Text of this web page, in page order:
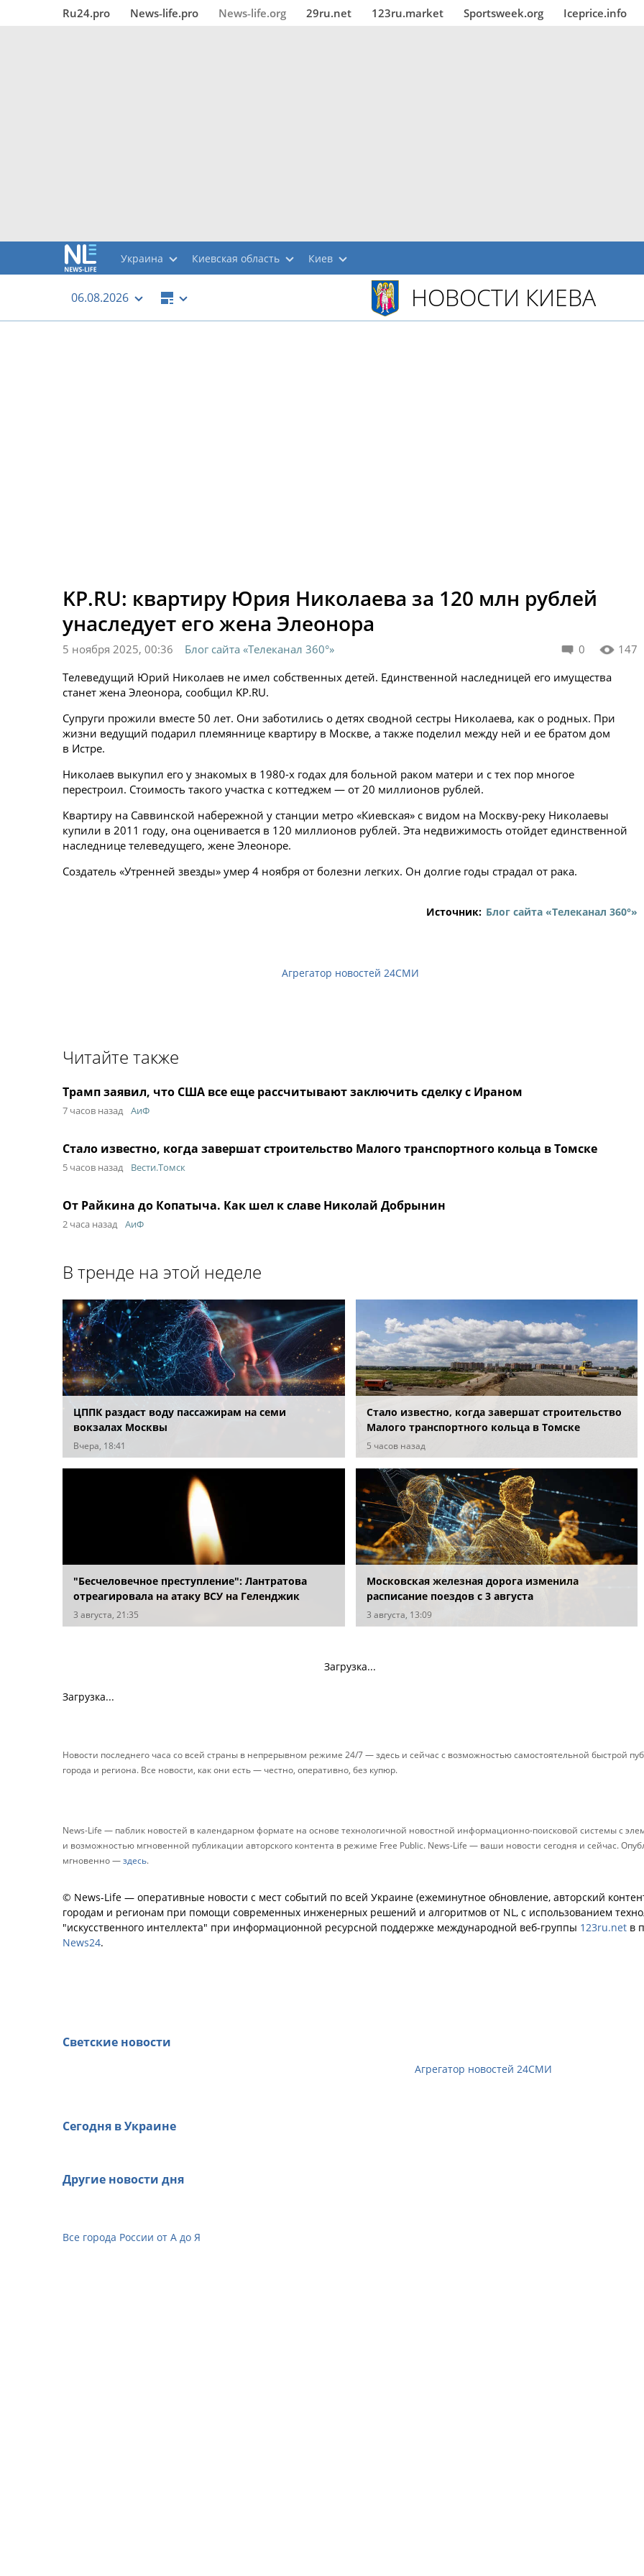
Ru24.pro News‑life.pro News‑life.org 29ru.net 123ru.market Sportsweek.org Iceprice.info
Украина Киевская область Киев
06.08.2026 НОВОСТИ КИЕВА
KP.RU: квартиру Юрия Николаева за 120 млн рублей
унаследует его жена Элеонора
0 147
5 ноября 2025, 00:36
Блог сайта «Телеканал 360°»
Телеведущий Юрий Николаев не имел собственных детей. Единственной наследницей его имущества
станет жена Элеонора, сообщил KP.RU.
Супруги прожили вместе 50 лет. Они заботились о детях сводной сестры Николаева, как о родных. При
жизни ведущий подарил племяннице квартиру в Москве, а также поделил между ней и ее братом дом
в Истре.
Николаев выкупил его у знакомых в 1980-х годах для больной раком матери и с тех пор многое
перестроил. Стоимость такого участка с коттеджем — от 20 миллионов рублей.
Квартиру на Саввинской набережной у станции метро «Киевская» с видом на Москву-реку Николаевы
купили в 2011 году, она оценивается в 120 миллионов рублей. Эта недвижимость отойдет единственной
наследнице телеведущего, жене Элеоноре.
Создатель «Утренней звезды» умер 4 ноября от болезни легких. Он долгие годы страдал от рака.
Источник: Блог сайта «Телеканал 360°»
Агрегатор новостей 24СМИ
Читайте также
Трамп заявил, что США все еще рассчитывают заключить сделку с Ираном
7 часов назад АиФ
Стало известно, когда завершат строительство Малого транспортного кольца в Томске
5 часов назад Вести.Томск
От Райкина до Копатыча. Как шел к славе Николай Добрынин
2 часа назад АиФ
В тренде на этой неделе
ЦППК раздаст воду пассажирам на семи
вокзалах Москвы
Вчера, 18:41
Стало известно, когда завершат строительство
Малого транспортного кольца в Томске
5 часов назад
"Бесчеловечное преступление": Лантратова
отреагировала на атаку ВСУ на Геленджик
3 августа, 21:35
Московская железная дорога изменила
расписание поездов с 3 августа
3 августа, 13:09
Загрузка...
Загрузка...
Новости последнего часа со всей страны в непрерывном режиме 24/7 — здесь и сейчас с возможностью самостоятельной быстрой
города и региона. Все новости, как они есть — честно, оперативно, без купюр.
News-Life — паблик новостей в календарном формате на основе технологичной новостной информационно-поисковой системы с
и возможностью мгновенной публикации авторского контента в режиме Free Public. News-Life — ваши новости сегодня и сейчас.
мгновенно —здесь.
© News-Life — оперативные новости с мест событий по всей Украине (ежеминутное обновление, авторский
городам и регионам при помощи современных инженерных решений и алгоритмов от NL, с использованием
"искусственного интеллекта" при информационной ресурсной поддержке международной веб-группы 123ru.net в
News24.
Светские новости
Агрегатор новостей 24СМИ
Сегодня в Украине
Другие новости дня
Все города России от А до Я